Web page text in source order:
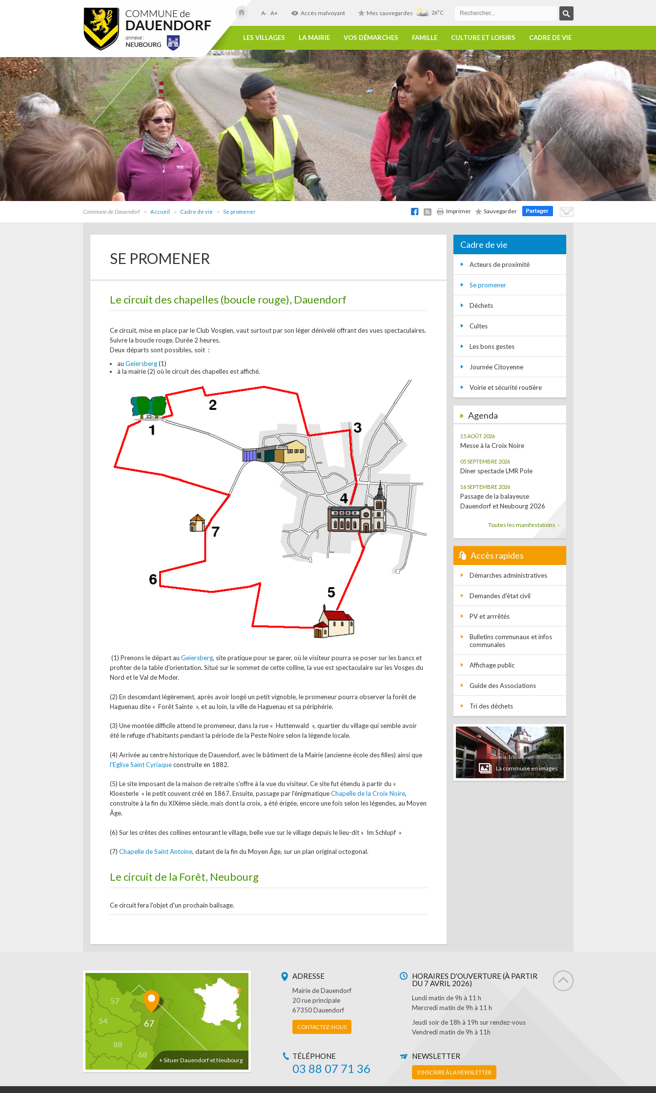
A- A+ Accès malvoyant Mes sauvegardes 26°C
LES VILLAGES LA MAIRIE VOS DÉMARCHES FAMILLE CULTURE ET LOISIRS CADRE DE VIE
Commune de Dauendorf Accueil Cadre de vie Se promener Imprimer Sauvegarder
SE PROMENER
Le circuit des chapelles (boucle rouge), Dauendorf
Ce circuit, mise en place par le Club Vosgien, vaut surtout par son léger dénivelé offrant des vues spectaculaires.
Suivre la boucle rouge. Durée 2 heures.
Deux départs sont possibles, soit :
au Geiersberg(1)
à la mairie (2) où le circuit des chapelles est affiché.
(1) Prenons le départ au Geiersberg, site pratique pour se garer, où le visiteur pourra se poser sur les bancs et
profiter de la table d'orientation. Situé sur le sommet de cette colline, la vue est spectaculaire sur les Vosges du
Nord et le Val de Moder.
(2) En descendant légèrement, après avoir longé un petit vignoble, le promeneur pourra observer la forêt de
Haguenau dite « Forêt Sainte », et au loin, la ville de Haguenau et sa périphérie.
(3) Une montée difficile attend le promeneur, dans la rue « Huttenwald », quartier du village qui semble avoir
été le refuge d'habitants pendant la période de la Peste Noire selon la légende locale.
(4) Arrivée au centre historique de Dauendorf, avec le bâtiment de la Mairie (ancienne école des filles) ainsi que
l'Eglise Saint Cyriaqueconstruite en 1882.
(5) Le site imposant de la maison de retraite s'offre à la vue du visiteur. Ce site fut étendu à partir du «
Kloesterle » le petit couvent créé en 1867. Ensuite, passage par l'énigmatiqueChapelle de la Croix Noire,
construite à la fin du XIXème siècle, mais dont la croix, a été érigée, encore une fois selon les légendes, au Moyen
Âge.
(6) Sur les crêtes des collines entourant le village, belle vue sur le village depuis le lieu-dit « Im Schlupf »
(7) Chapelle de Saint Antoine, datant de la fin du Moyen Âge, sur un plan original octogonal.
Le circuit de la Forêt, Neubourg
Ce circuit fera l'objet d'un prochain balisage.
Cadre de vie
Acteurs de proximité
Se promener
Déchets
Cultes
Les bons gestes
Journée Citoyenne
Voirie et sécurité routière
Agenda
15 AOÛT 2026
Messe à la Croix Noire
05 SEPTEMBRE 2026
Diner spectacle LMR Pole
16 SEPTEMBRE 2026
Passage de la balayeuse
Dauendorf et Neubourg 2026
Toutes les manifestations
Accès rapides
Démarches administratives
Demandes d'état civil
PV et arrrêtés
Bulletins communaux et infos
communales
Affichage public
Guide des Associations
Tri des déchets
La commune en images
+ Situer Dauendorf et Neubourg
ADRESSE
Mairie de Dauendorf
20 rue principale
67350 Dauendorf
CONTACTEZ-NOUS
HORAIRES D'OUVERTURE (À PARTIR
DU 7 AVRIL 2026)
Lundi matin de 9h à 11 h
Mercredi matin de 9h à 11 h
Jeudi soir de 18h à 19h sur rendez-vous
Vendredi matin de 9h à 11h
TÉLÉPHONE
03 88 07 71 36
NEWSLETTER
S'INSCRIRE À LA NEWSLETTER